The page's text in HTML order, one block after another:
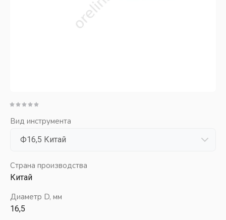
Вид инструмента
Страна производства
Китай
Диаметр D, мм
16,5